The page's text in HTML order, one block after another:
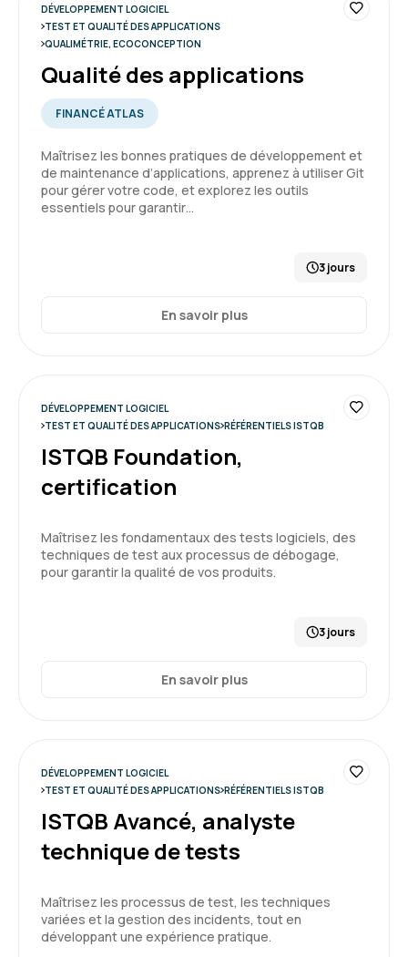
DÉVELOPPEMENT LOGICIEL
TEST ET QUALITÉ DES APPLICATIONS
QUALIMÉTRIE, ECOCONCEPTION
Qualité des applications
FINANCÉ ATLAS
Maîtrisez les bonnes pratiques de développement et
de maintenance d’applications, apprenez à utiliser Git
pour gérer votre code, et explorez les outils
essentiels pour garantir…
3 jours
En savoir plus
DÉVELOPPEMENT LOGICIEL
TEST ET QUALITÉ DES APPLICATIONS RÉFÉRENTIELS ISTQB
ISTQB Foundation,
certification
Maîtrisez les fondamentaux des tests logiciels, des
techniques de test aux processus de débogage,
pour garantir la qualité de vos produits.
3 jours
En savoir plus
DÉVELOPPEMENT LOGICIEL
TEST ET QUALITÉ DES APPLICATIONS RÉFÉRENTIELS ISTQB
ISTQB Avancé, analyste
technique de tests
Maîtrisez les processus de test, les techniques
variées et la gestion des incidents, tout en
développant une expérience pratique.